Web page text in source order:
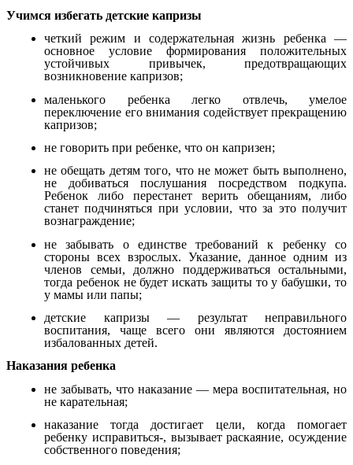
Учимся избегать детские капризы
четкий режим и содержательная жизнь ребенка —
основное условие формирования положительных
устойчивых привычек, предотвращающих
возникновение капризов;
маленького ребенка легко отвлечь, умелое
переключение его внимания содействует прекращению
капризов;
не говорить при ребенке, что он капризен;
не обещать детям того, что не может быть выполнено,
не добиваться послушания посредством подкупа.
Ребенок либо перестанет верить обещаниям, либо
станет подчиняться при условии, что за это получит
вознаграждение;
не забывать о единстве требований к ребенку со
стороны всех взрослых. Указание, данное одним из
членов семьи, должно поддерживаться остальными,
тогда ребенок не будет искать защиты то у бабушки, то
у мамы или папы;
детские капризы — результат неправильного
воспитания, чаще всего они являются достоянием
избалованных детей.
Наказания ребенка
не забывать, что наказание — мера воспитательная, но
не карательная;
наказание тогда достигает цели, когда помогает
ребенку исправиться-, вызывает раскаяние, осуждение
собственного поведения;